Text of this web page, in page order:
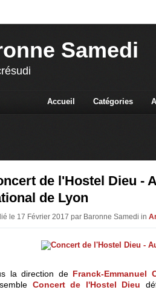
Samedi
Accueil Catégories
de l'Hostel Dieu -
de Lyon
le 17 Février 2017 par Baronne Samedi in
la direction de Franck-Emmanuel
Concert de l'Hostel Dieu